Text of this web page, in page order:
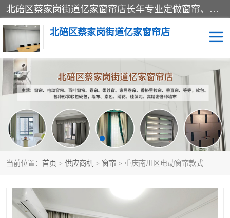
北碚区蔡家岗街道亿家窗帘店长年专业定做窗帘、电动窗帘、百叶窗帘、卷帘、柔纱窗、家居卷帘、香格里拉帘、垂直帘、等等，软包、各种形状软包硬包，墙布、素色、绣花、硅藻泥、高精密各种墙布，免费测量、免费安装，欢迎咨询
北碚区蔡家岗街道亿家窗帘店
当前位置： 首页 > 供应商机 > 窗帘 > 重庆南川区电动窗帘款式
软包硬包 墙布
窗帘 百叶窗卷帘